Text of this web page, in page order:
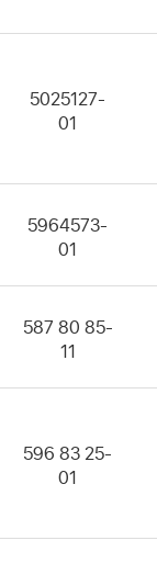
5025127-
01
5964573-
01
587 80 85-
11
596 83 25-
01